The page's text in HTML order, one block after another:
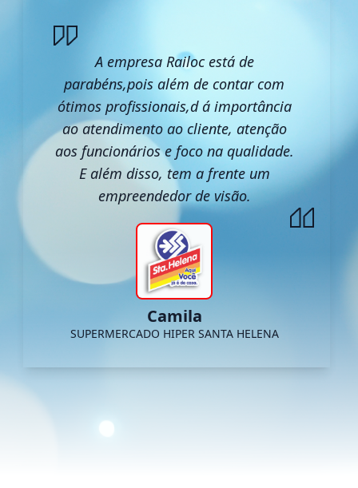
A empresa Railoc está de
parabéns,pois além de contar com
ótimos profissionais,d á importância
ao atendimento ao cliente, atenção
aos funcionários e foco na qualidade.
E além disso, tem a frente um
empreendedor de visão.
Camila
SUPERMERCADO HIPER SANTA HELENA